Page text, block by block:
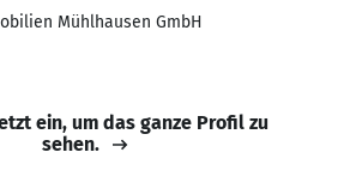
Mühlhausen GmbH
ein, um das ganze Profil zu
sehen.